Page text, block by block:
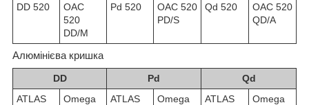
DD 520
OAC
520
DD/M
Pd 520
OAC 520
PD/S
Qd 520
OAC 520
QD/A
Алюмінієва кришка
DD Pd
Qd
ATLAS
Omega
ATLAS
Omega
ATLAS
Omega